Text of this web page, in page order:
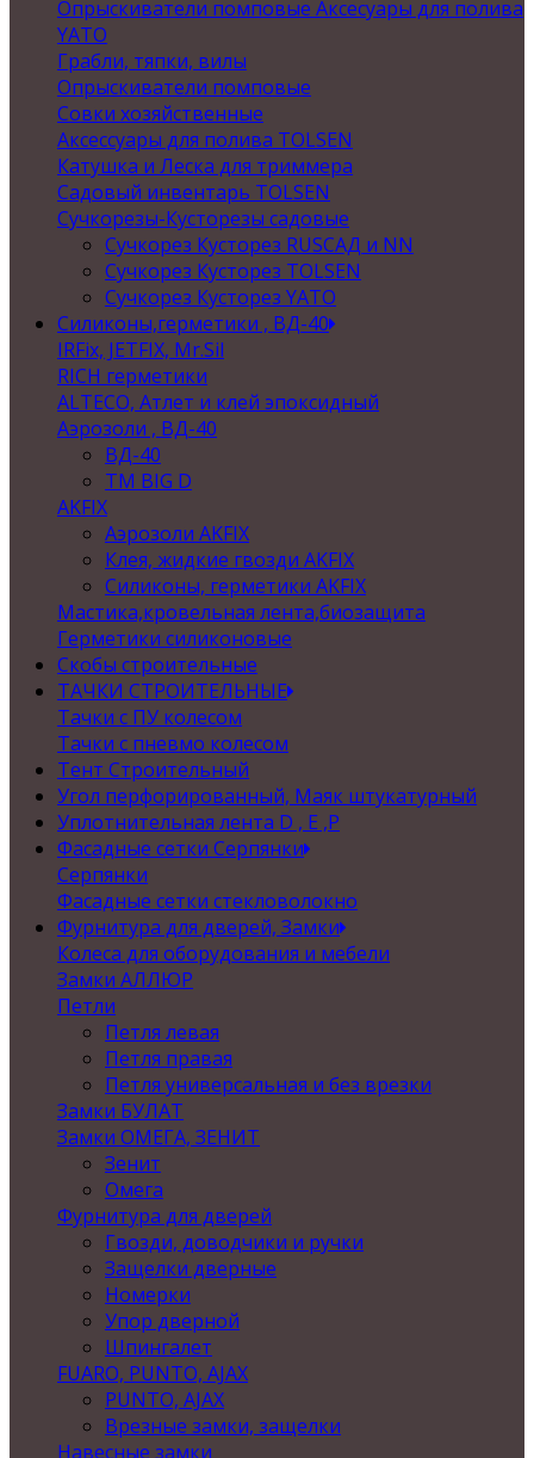
Опрыскиватели помповые Аксесуары для полива
YATO
Грабли, тяпки, вилы
Опрыскиватели помповые
Совки хозяйственные
Аксессуары для полива TOLSEN
Катушка и Леска для триммера
Садовый инвентарь TOLSEN
Сучкорезы-Кусторезы садовые
Сучкорез Кусторез RUSСАД и NN
Сучкорез Кусторез TOLSEN
Сучкорез Кусторез YATO
Силиконы,герметики , ВД-40
IRFix, JETFIX, Mr.Sil
RICH герметики
ALTECO, Атлет и клей эпоксидный
Аэрозоли , ВД-40
ВД-40
TM BIG D
AKFIX
Аэрозоли AKFIX
Клея, жидкие гвозди AKFIX
Силиконы, герметики AKFIX
Мастика,кровельная лента,биозащита
Герметики силиконовые
Скобы строительные
ТАЧКИ СТРОИТЕЛЬНЫЕ
Тачки с ПУ колесом
Тачки с пневмо колесом
Тент Строительный
Угол перфорированный, Маяк штукатурный
Уплотнительная лента D , Е ,P
Фасадные сетки Серпянки
Серпянки
Фасадные сетки стекловолокно
Фурнитура для дверей, Замки
Колеса для оборудования и мебели
Замки АЛЛЮР
Петли
Петля левая
Петля правая
Петля универсальная и без врезки
Замки БУЛАТ
Замки ОМЕГА, ЗЕНИТ
Зенит
Омега
Фурнитура для дверей
Гвозди, доводчики и ручки
Защелки дверные
Номерки
Упор дверной
Шпингалет
FUARO, PUNTO, AJAX
PUNTO, AJAX
Врезные замки, защелки
Навесные замки